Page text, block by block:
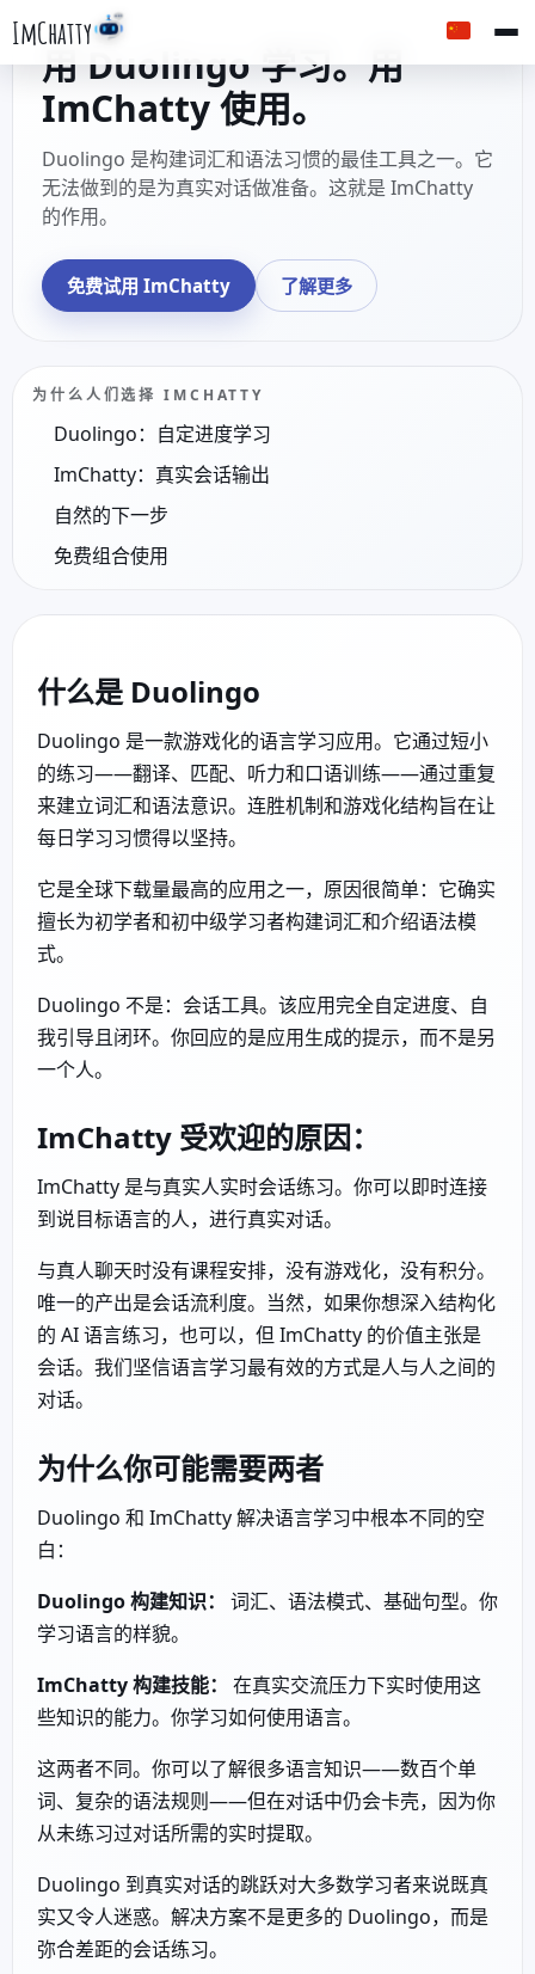
ImChatty
用 Duolingo 学习。用
ImChatty 使用。
Duolingo 是构建词汇和语法习惯的最佳工具之一。它
无法做到的是为真实对话做准备。这就是 ImChatty
的作用。
免费试用 ImChatty 了解更多
什么是 Duolingo
Duolingo 是一款游戏化的语言学习应用。它通过短小
的练习——翻译、匹配、听力和口语训练——通过重复
来建立词汇和语法意识。连胜机制和游戏化结构旨在让
每日学习习惯得以坚持。
它是全球下载量最高的应用之一，原因很简单：它确实
擅长为初学者和初中级学习者构建词汇和介绍语法模
式。
Duolingo 不是：会话工具。该应用完全自定进度、自
我引导且闭环。你回应的是应用生成的提示，而不是另
一个人。
ImChatty 受欢迎的原因：
ImChatty 是与真实人实时会话练习。你可以即时连接
到说目标语言的人，进行真实对话。
与真人聊天时没有课程安排，没有游戏化，没有积分。
唯一的产出是会话流利度。当然，如果你想深入结构化
的 AI 语言练习，也可以，但 ImChatty 的价值主张是
会话。我们坚信语言学习最有效的方式是人与人之间的
对话。
为什么你可能需要两者
Duolingo 和 ImChatty 解决语言学习中根本不同的空
白：
Duolingo 构建知识：
词汇、语法模式、基础句型。你
学习语言的样貌。
ImChatty 构建技能：
在真实交流压力下实时使用这
些知识的能力。你学习如何使用语言。
这两者不同。你可以了解很多语言知识——数百个单
词、复杂的语法规则——但在对话中仍会卡壳，因为你
从未练习过对话所需的实时提取。
Duolingo 到真实对话的跳跃对大多数学习者来说既真
实又令人迷惑。解决方案不是更多的 Duolingo，而是
弥合差距的会话练习。
为什么人们选择 IMCHATTY
Duolingo：自定进度学习
ImChatty：真实会话输出
自然的下一步
免费组合使用